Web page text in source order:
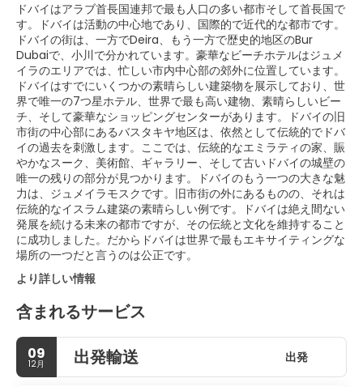
ドバイはアラブ首長国連邦で最も人口の多い都市そして首長国で
す。ドバイは活動の中心地であり、国際的で近代的な都市です。
ドバイの街は、一方でDeira、もう一方で歴史的地区のBur
Dubaiで、小川で分かれています。豪華なビーチホテルはジュメ
イラのエリアでは、忙しい市内中心部の郊外に位置しています。
ドバイはすでにいくつかの素晴らしい建築物を展示しており、世
界で唯一の7つ星ホテル、世界で最も高い建物、素晴らしいビー
チ、そして豪華なショッピングセンターがあります。ドバイの旧
市街の中心部にあるバスタキヤ地区は、依然として伝統的でドバ
イの過去を刺激します。ここでは、伝統的なエミラティの家、賑
やかなスーク、美術館、ギャラリー、そして古いドバイの城壁の
唯一の残りの部分が見つかります。ドバイのもう一つの大きな魅
力は、ジュメイラモスクです。旧市街の外にあるものの、それは
伝統的なイスラム建築の素晴らしい例です。ドバイは絶え間ない
発展を続ける未来の都市ですが、その伝統と文化を維持すること
に成功しました。だからドバイは世界で最もエキサイティングな
場所の一つだと言うのは公正です。
より詳しい情報
含まれるサービス
09
12月 出発輸送 出発